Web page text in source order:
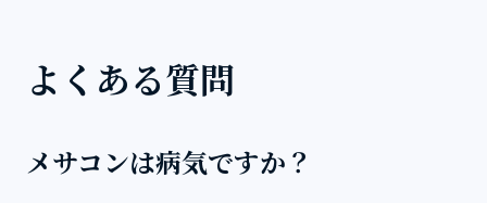
よくある質問
メサコンは病気ですか？